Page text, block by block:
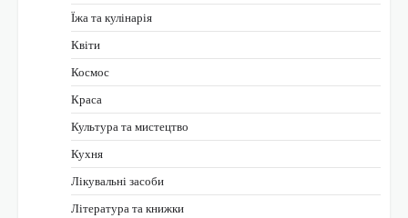
Їжа та кулінарія
Квіти
Космос
Краса
Культура та мистецтво
Кухня
Лікувальні засоби
Література та книжки